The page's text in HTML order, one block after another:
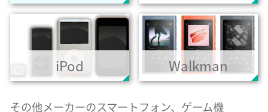
iPod Walkman
その他メーカーのスマートフォン、ゲーム機